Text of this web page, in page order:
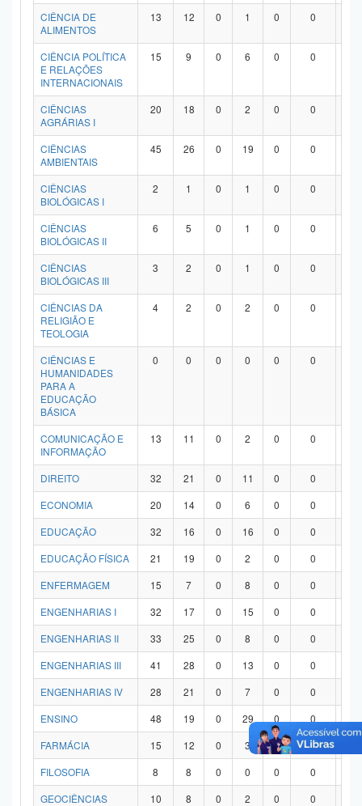
CIÊNCIA DE
ALIMENTOS
13 12 0 1 0 0
CIÊNCIA POLÍTICA
E RELAÇÕES
INTERNACIONAIS
15 9 0 6 0 0
CIÊNCIAS
AGRÁRIAS I
20 18 0 2 0 0
CIÊNCIAS
AMBIENTAIS
45 26 0 19 0 0
CIÊNCIAS
BIOLÓGICAS I
2 1 0 1 0 0
CIÊNCIAS
BIOLÓGICAS II
6 5 0 1 0 0
CIÊNCIAS
BIOLÓGICAS III
3 2 0 1 0 0
CIÊNCIAS DA
RELIGIÃO E
TEOLOGIA
4 2 0 2 0 0
CIÊNCIAS E
HUMANIDADES
PARA A
EDUCAÇÃO
BÁSICA
0 0 0 0 0 0
COMUNICAÇÃO E
INFORMAÇÃO
13 11 0 2 0 0
DIREITO 32 21 0 11 0 0
ECONOMIA
20 14 0 6 0 0
EDUCAÇÃO
32 16 0 16 0 0
EDUCAÇÃO FÍSICA
21 19 0 2 0 0
ENFERMAGEM
15 7 0 8 0 0
ENGENHARIAS I
32 17 0 15 0 0
ENGENHARIAS II
33 25 0 8 0 0
ENGENHARIAS III
41 28 0 13 0 0
ENGENHARIAS IV
28 21 0 7 0 0
ENSINO
48 19 0 29 0 0
FARMÁCIA
15 12 0 3 0 0
FILOSOFIA
8 8 0 0 0 0
GEOCIÊNCIAS
10 8 0 2 0 0